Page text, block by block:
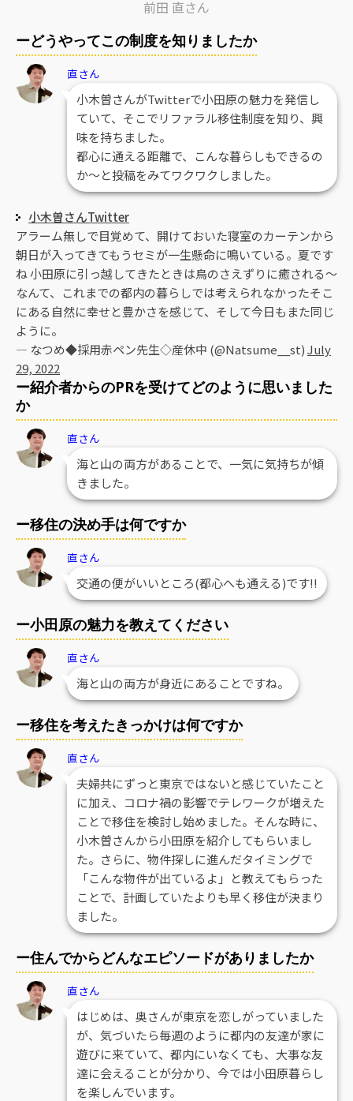
前田 直さん
ーどうやってこの制度を知りましたか
直さん
小木曽さんがTwitterで小田原の魅力を発信し
ていて、そこでリファラル移住制度を知り、興
味を持ちました。
都心に通える距離で、こんな暮らしもできるの
か～と投稿をみてワクワクしました。
小木曽さんTwitter
アラーム無しで目覚めて、開けておいた寝室のカーテンから
朝日が入ってきてもうセミが一生懸命に鳴いている。夏です
ね 小田原に引っ越してきたときは鳥のさえずりに癒される〜
なんて、これまでの都内の暮らしでは考えられなかったそこ
にある自然に幸せと豊かさを感じて、そして今日もまた同じ
ように。
— なつめ◆採用赤ペン先生◇産休中 (@Natsume__st)July
29, 2022
ー紹介者からのPRを受けてどのように思いました
か
直さん
海と山の両方があることで、一気に気持ちが傾
きました。
ー移住の決め手は何ですか
直さん
交通の便がいいところ(都心へも通える)です!!
ー小田原の魅力を教えてください
直さん
海と山の両方が身近にあることですね。
ー移住を考えたきっかけは何ですか
直さん
夫婦共にずっと東京ではないと感じていたこと
に加え、コロナ禍の影響でテレワークが増えた
ことで移住を検討し始めました。そんな時に、
小木曽さんから小田原を紹介してもらいまし
た。さらに、物件探しに進んだタイミングで
「こんな物件が出ているよ」と教えてもらった
ことで、計画していたよりも早く移住が決まり
ました。
ー住んでからどんなエピソードがありましたか
直さん
はじめは、奥さんが東京を恋しがっていました
が、気づいたら毎週のように都内の友達が家に
遊びに来ていて、都内にいなくても、大事な友
達に会えることが分かり、今では小田原暮らし
を楽しんでいます。